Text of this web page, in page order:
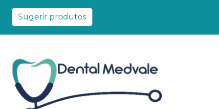
Sugerir produtos